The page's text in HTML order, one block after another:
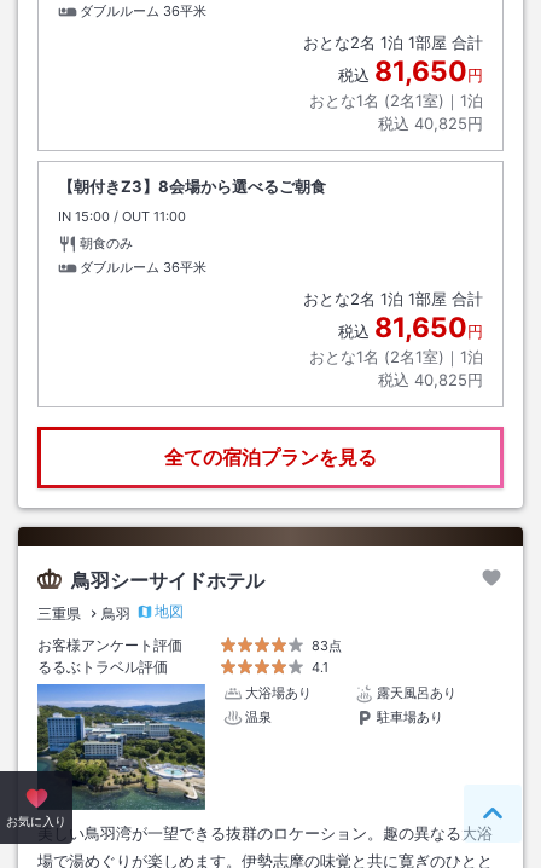
ダブルルーム 36平米
おとな2名 1泊 1部屋 合計
税込 81,650円
おとな1名 (2名1室)｜ 1泊
税込 40,825円
【朝付きZ3】8会場から選べるご朝食
IN チェックイン
15:00 / OUT チェックアウト
11:00
朝食のみ
ダブルルーム 36平米
おとな2名 1泊 1部屋 合計
税込 81,650円
おとな1名 (2名1室)｜ 1泊
税込 40,825円
全ての宿泊プランを見る
鳥羽シーサイドホテル
三重県 鳥羽
地図
お客様アンケート評価
83点
るるぶトラベル評価
4.1
大浴場あり
露天風呂あり
温泉
駐車場あり
美しい鳥羽湾が一望できる抜群のロケーション。趣の異なる大浴
場で湯めぐりが楽しめます。伊勢志摩の味覚と共に寛ぎのひとと
お気に入り ペー